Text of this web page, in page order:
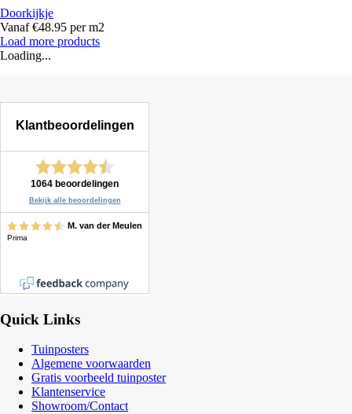
Doorkijkje
Vanaf €48.95 per m2
Load more products
Loading...
Quick Links
Tuinposters
Algemene voorwaarden
Gratis voorbeeld tuinposter
Klantenservice
Showroom/Contact